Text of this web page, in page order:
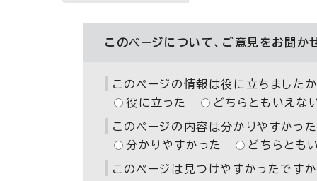
このページについて、ご意見をお聞か
このページの情報は役に立ちましたか
役に立った
どちらともいえな
このページの内容は分かりやすかっ
分かりやすかった
どちらとも
このページは見つけやすかったですか